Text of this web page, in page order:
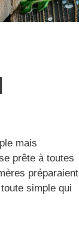
mais
prête à toutes
préparaient
simple qui